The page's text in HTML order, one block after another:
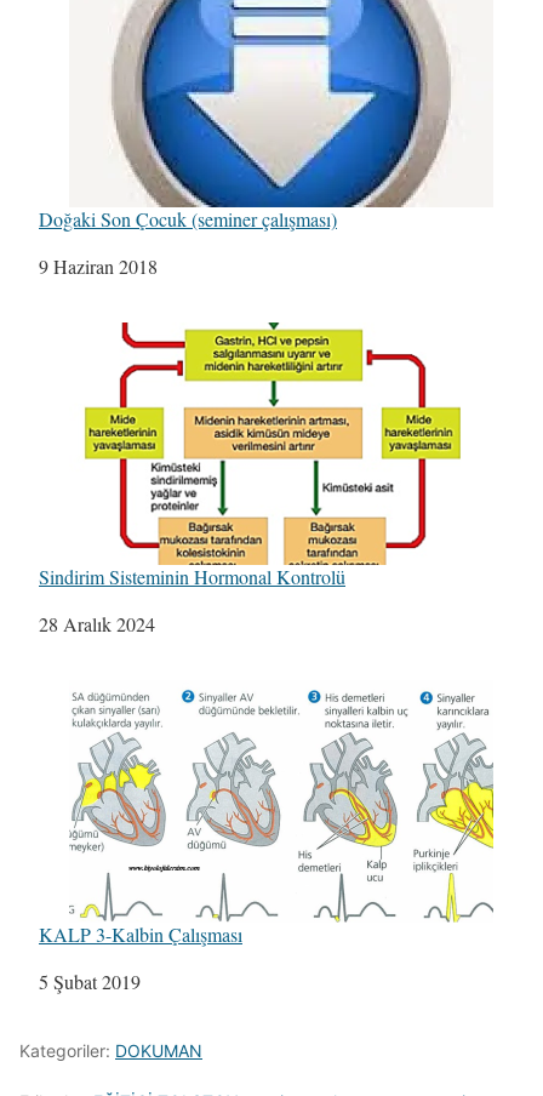
Doğaki Son Çocuk (seminer çalışması)
Tarih
9 Haziran 2018
Sindirim Sisteminin Hormonal Kontrolü
Tarih
28 Aralık 2024
KALP 3-Kalbin Çalışması
Tarih
5 Şubat 2019
Kategoriler: DOKUMAN